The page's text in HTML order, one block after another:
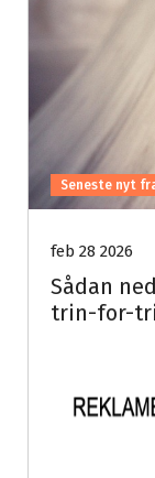
Seneste nyt
feb 28 2026
Sådan
trin-for-